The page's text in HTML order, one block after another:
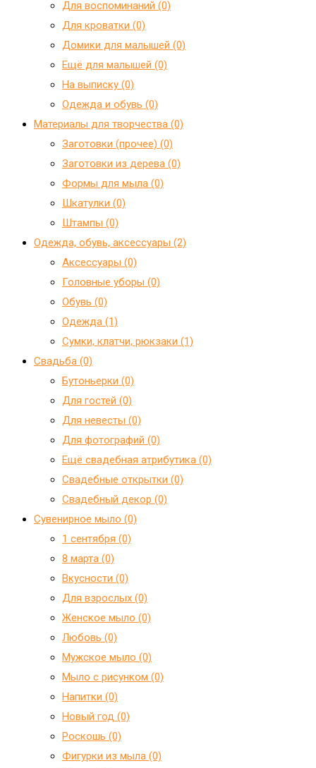
Для воспоминаний (0)
Для кроватки (0)
Домики для малышей (0)
Ещё для малышей (0)
На выписку (0)
Одежда и обувь (0)
Материалы для творчества (0)
Заготовки (прочее) (0)
Заготовки из дерева (0)
Формы для мыла (0)
Шкатулки (0)
Штампы (0)
Одежда, обувь, аксессуары (2)
Аксессуары (0)
Головные уборы (0)
Обувь (0)
Одежда (1)
Сумки, клатчи, рюкзаки (1)
Свадьба (0)
Бутоньерки (0)
Для гостей (0)
Для невесты (0)
Для фотографий (0)
Ещё свадебная атрибутика (0)
Свадебные открытки (0)
Свадебный декор (0)
Сувенирное мыло (0)
1 сентября (0)
8 марта (0)
Вкусности (0)
Для взрослых (0)
Женское мыло (0)
Любовь (0)
Мужское мыло (0)
Мыло с рисунком (0)
Напитки (0)
Новый год (0)
Роскошь (0)
Фигурки из мыла (0)